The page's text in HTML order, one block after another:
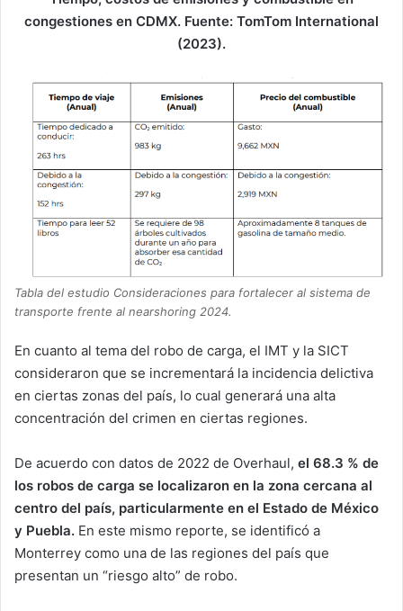
congestiones en CDMX. Fuente: TomTom International
(2023).
Tabla del estudio Consideraciones para fortalecer al sistema de
transporte frente al nearshoring 2024.
En cuanto al tema del robo de carga, el IMT y la SICT
consideraron que se incrementará la incidencia delictiva
en ciertas zonas del país, lo cual generará una alta
concentración del crimen en ciertas regiones.
De acuerdo con datos de 2022 de Overhaul, el 68.3 % de
los robos de carga se localizaron en la zona cercana al
centro del país, particularmente en el Estado de México
y Puebla. En este mismo reporte, se identificó a
Monterrey como una de las regiones del país que
presentan un “riesgo alto” de robo.